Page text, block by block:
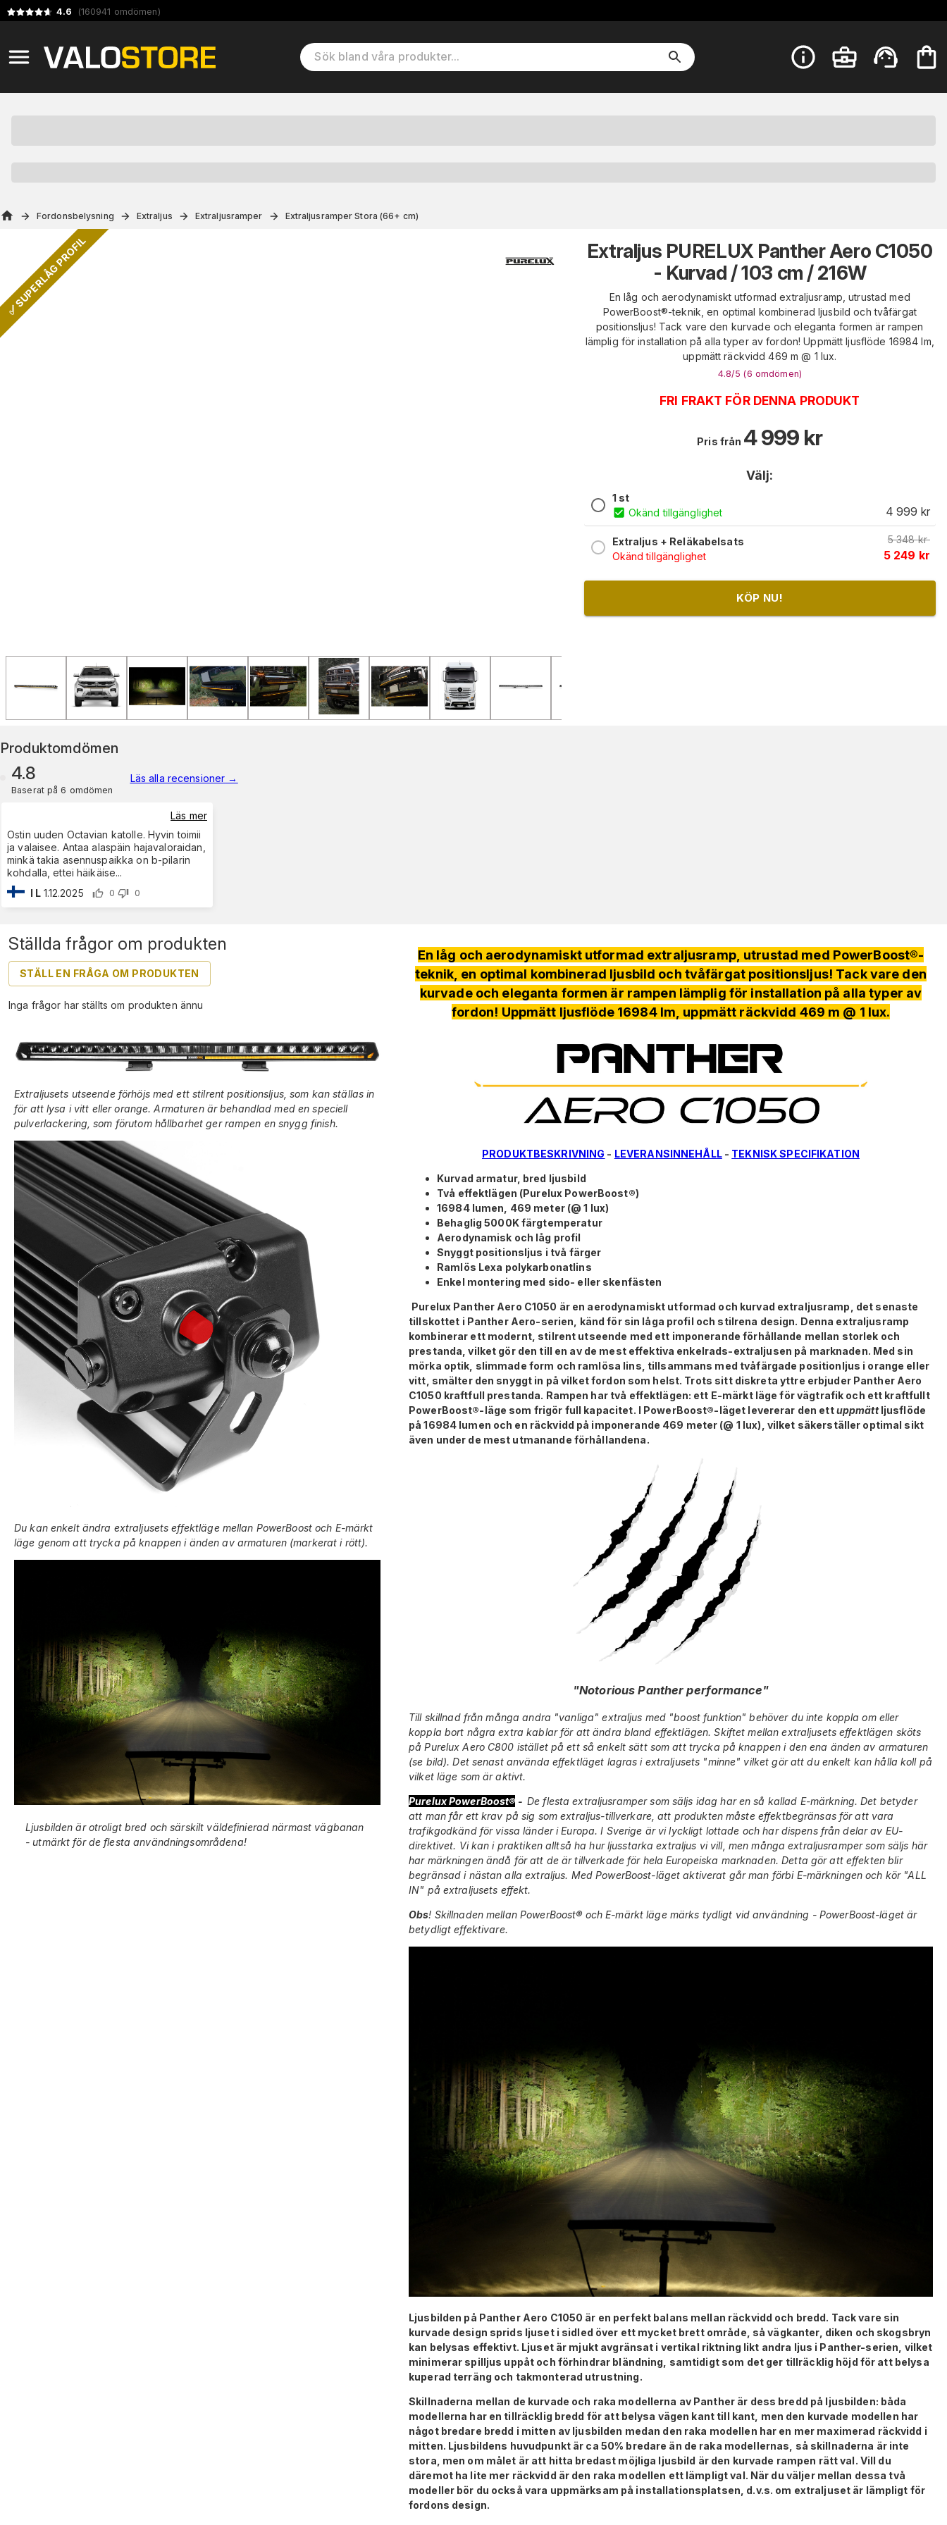
4.6 (160941 omdömen)
Fordonsbelysning Extraljus Extraljusramper Extraljusramper Stora (66+ cm)
✅ SUPERLÅG PROFIL
Extraljus PURELUX Panther Aero C1050
- Kurvad / 103 cm / 216W
En låg och aerodynamiskt utformad extraljusramp, utrustad med
PowerBoost®-teknik, en optimal kombinerad ljusbild och tvåfärgat
positionsljus! Tack vare den kurvade och eleganta formen är rampen
lämplig för installation på alla typer av fordon! Uppmätt ljusflöde 16984 lm,
uppmätt räckvidd 469 m @ 1 lux.
4.8/5 (6 omdömen)
FRI FRAKT FÖR DENNA PRODUKT
Pris från 4 999 kr
Välj:
1 st
Okänd tillgänglighet
4 999 kr
Extraljus + Reläkabelsats
Okänd tillgänglighet
5 348 kr
5 249 kr
KÖP NU!
Produktomdömen
4.8
Baserat på 6 omdömen
Läs alla recensioner →
Läs mer
Ostin uuden Octavian katolle. Hyvin toimii
ja valaisee. Antaa alaspäin hajavaloraidan,
minkä takia asennuspaikka on b-pilarin
kohdalla, ettei häikäise...
I L 1.12.2025 0 0
Ställda frågor om produkten
STÄLL EN FRÅGA OM PRODUKTEN
Inga frågor har ställts om produkten ännu
Extraljusets utseende förhöjs med ett stilrent positionsljus, som kan ställas in
för att lysa i vitt eller orange. Armaturen är behandlad med en speciell
pulverlackering, som förutom hållbarhet ger rampen en snygg finish.
Du kan enkelt ändra extraljusets effektläge mellan PowerBoost och E-märkt
läge genom att trycka på knappen i änden av armaturen (markerat i rött).
Ljusbilden är otroligt bred och särskilt väldefinierad närmast vägbanan
- utmärkt för de flesta användningsområdena!
En låg och aerodynamiskt utformad extraljusramp, utrustad med PowerBoost®-
teknik, en optimal kombinerad ljusbild och tvåfärgat positionsljus! Tack vare den
kurvade och eleganta formen är rampen lämplig för installation på alla typer av
fordon! Uppmätt ljusflöde 16984 lm, uppmätt räckvidd 469 m @ 1 lux.
PRODUKTBESKRIVNING - LEVERANSINNEHÅLL- TEKNISK SPECIFIKATION
Kurvad armatur, bred ljusbild
Två effektlägen (Purelux PowerBoost®)
16984 lumen, 469 meter (@ 1 lux)
Behaglig 5000K färgtemperatur
Aerodynamisk och låg profil
Snyggt positionsljus i två färger
Ramlös Lexa polykarbonatlins
Enkel montering med sido- eller skenfästen
Purelux Panther Aero C1050 är en aerodynamiskt utformad och kurvad extraljusramp, det senaste
tillskottet i Panther Aero-serien, känd för sin låga profil och stilrena design. Denna extraljusramp
kombinerar ett modernt, stilrent utseende med ett imponerande förhållande mellan storlek och
prestanda, vilket gör den till en av de mest effektiva enkelrads-extraljusen på marknaden. Med sin
mörka optik, slimmade form och ramlösa lins, tillsammans med tvåfärgade positionljus i orange eller
vitt, smälter den snyggt in på vilket fordon som helst. Trots sitt diskreta yttre erbjuder Panther Aero
C1050 kraftfull prestanda. Rampen har två effektlägen: ett E-märkt läge för vägtrafik och ett kraftfullt
PowerBoost®-läge som frigör full kapacitet. I PowerBoost®-läget levererar den ettuppmättljusflöde
på 16984 lumen och en räckvidd på imponerande 469 meter (@ 1 lux), vilket säkerställer optimal sikt
även under de mest utmanande förhållandena.
"Notorious Panther performance"
Till skillnad från många andra "vanliga" extraljus med "boost funktion" behöver du inte koppla om eller
koppla bort några extra kablar för att ändra bland effektlägen. Skiftet mellan extraljusets effektlägen sköts
på Purelux Aero C800 istället på ett så enkelt sätt som att trycka på knappen i den ena änden av armaturen
(se bild). Det senast använda effektläget lagras i extraljusets "minne" vilket gör att du enkelt kan hålla koll på
vilket läge som är aktivt.
Purelux PowerBoost® - De flesta extraljusramper som säljs idag har en så kallad E-märkning. Det betyder
att man får ett krav på sig som extraljus-tillverkare, att produkten måste effektbegränsas för att vara
trafikgodkänd för vissa länder i Europa. I Sverige är vi lyckligt lottade och har dispens från delar av EU-
direktivet. Vi kan i praktiken alltså ha hur ljusstarka extraljus vi vill, men många extraljusramper som säljs här
har märkningen ändå för att de är tillverkade för hela Europeiska marknaden. Detta gör att effekten blir
begränsad i nästan alla extraljus. Med PowerBoost-läget aktiverat går man förbi E-märkningen och kör "ALL
IN" på extraljusets effekt.
Obs! Skillnaden mellan PowerBoost® och E-märkt läge märks tydligt vid användning - PowerBoost-läget är
betydligt effektivare.
Ljusbilden på Panther Aero C1050 är en perfekt balans mellan räckvidd och bredd. Tack vare sin
kurvade design sprids ljuset i sidled över ett mycket brett område, så vägkanter, diken och skogsbryn
kan belysas effektivt. Ljuset är mjukt avgränsat i vertikal riktning likt andra ljus i Panther-serien, vilket
minimerar spilljus uppåt och förhindrar bländning, samtidigt som det ger tillräcklig höjd för att belysa
kuperad terräng och takmonterad utrustning.
Skillnaderna mellan de kurvade och raka modellerna av Panther är dess bredd på ljusbilden: båda
modellerna har en tillräcklig bredd för att belysa vägen kant till kant, men den kurvade modellen har
något bredare bredd i mitten av ljusbilden medan den raka modellen har en mer maximerad räckvidd i
mitten. Ljusbildens huvudpunkt är ca 50% bredare än de raka modellernas, så skillnaderna är inte
stora, men om målet är att hitta bredast möjliga ljusbild är den kurvade rampen rätt val. Vill du
däremot ha lite mer räckvidd är den raka modellen ett lämpligt val. När du väljer mellan dessa två
modeller bör du också vara uppmärksam på installationsplatsen, d.v.s. om extraljuset är lämpligt för
fordons design.